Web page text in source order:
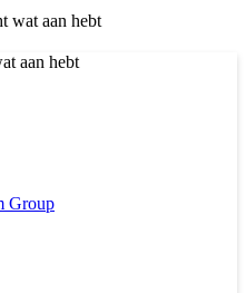
wat aan hebt
aan hebt
Group